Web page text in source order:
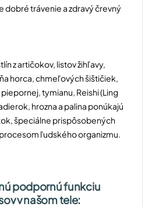
dobré trávenie a zdravý črevný
z artičokov, listov žihľavy,
horca, chmeľových šištičiek,
tymianu, Reishi (Ling
hrozna a palina ponúkajú
špeciálne prispôsobených
ľudského organizmu.
podpornú funkciu
v našom tele: